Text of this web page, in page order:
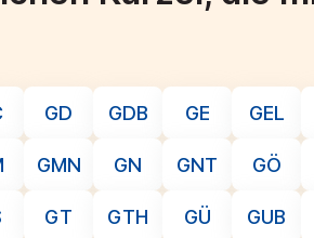
GD GDB GE GEL
GMN GN GNT GÖ
GT GTH GÜ GUB